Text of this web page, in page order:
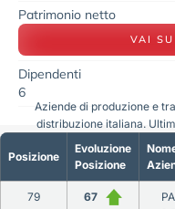
Patrimonio netto
VAI SU
Dipendenti
6
Posizione
Evoluzione
Posizione
79 67
Aziende di produzione e
distribuzione italiana.